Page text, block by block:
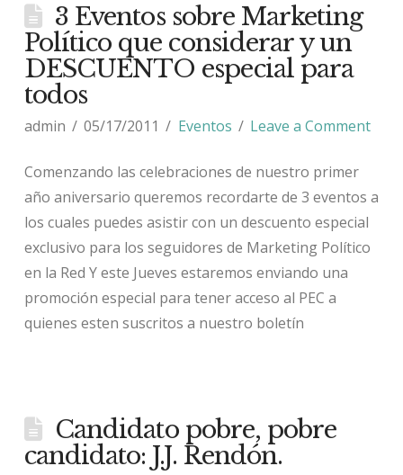
3 Eventos sobre Marketing
Político que considerar y un
DESCUENTO especial para
todos
admin 05/17/2011 Eventos Leave a Comment
Comenzando las celebraciones de nuestro primer
año aniversario queremos recordarte de 3 eventos a
los cuales puedes asistir con un descuento especial
exclusivo para los seguidores de Marketing Político
en la Red Y este Jueves estaremos enviando una
promoción especial para tener acceso al PEC a
quienes esten suscritos a nuestro boletín
Candidato pobre, pobre
candidato: J.J. Rendón.